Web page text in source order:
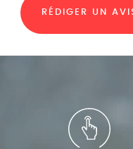
RÉDIGER UN